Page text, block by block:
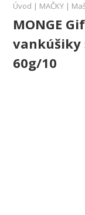
Úvod | MAČKY |
MONGE
vankúšiky
60g/10